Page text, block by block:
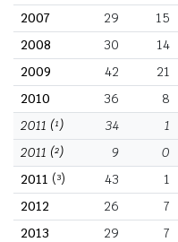
2007
29 15
2008
30 14
2009
42 21
2010
36 8
2011 (¹) 34 1
2011 (²) 9 0
2011 (³) 43 1
2012
26 7
2013
29 7